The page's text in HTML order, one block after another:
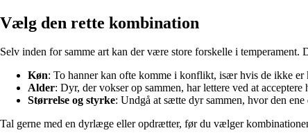
Vælg den rette kombination
Selv inden for samme art kan der være store forskelle i
Køn: To hanner kan ofte komme i konflikt, især hvis de ikke er
Alder: Dyr, der vokser op sammen, har lettere ved at
Størrelse og styrke: Undgå at sætte dyr sammen, hvor den
Tal gerne med en dyrlæge eller opdrætter, før du vælger